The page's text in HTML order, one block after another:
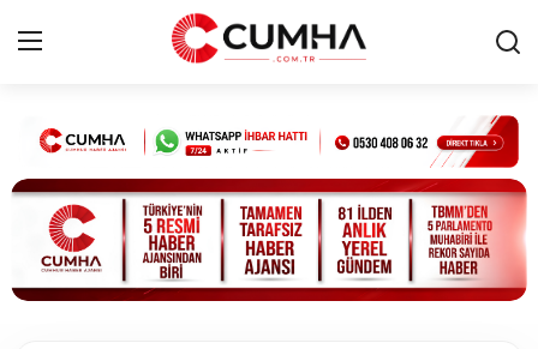
Kurumsal
Cumhurbaşkanlığı
Bakanlıklar